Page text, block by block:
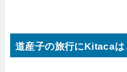
道産子の旅行にKitacaは